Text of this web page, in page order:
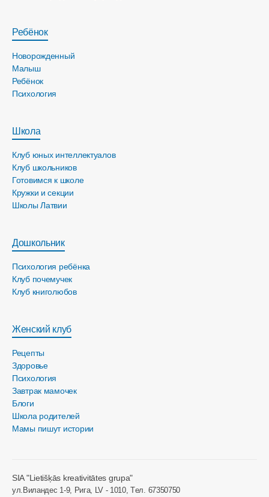
Ребёнок
Новорожденный
Малыш
Ребёнок
Психология
Школа
Клуб юных интеллектуалов
Клуб школьников
Готовимся к школе
Кружки и секции
Школы Латвии
Дошкольник
Психология ребёнка
Клуб почемучек
Клуб книголюбов
Женский клуб
Рецепты
Здоровье
Психология
Завтрак мамочек
Блоги
Школа родителей
Мамы пишут истории
SIA "Lietišķās kreativitātes grupa"
ул.Виландес 1-9, Рига, LV - 1010, Tел. 67350750